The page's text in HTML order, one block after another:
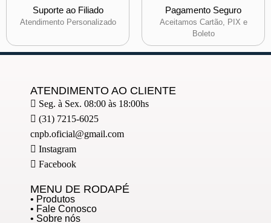
Suporte ao Filiado
Atendimento Personalizado
Pagamento Seguro
Aceitamos Cartão, PIX e
Boleto
ATENDIMENTO AO CLIENTE
Seg. à Sex. 08:00 às 18:00hs
(31) 7215-6025
cnpb.oficial@gmail.com
Instagram
Facebook
MENU DE RODAPÉ
• Produtos
• Fale Conosco
• Sobre nós